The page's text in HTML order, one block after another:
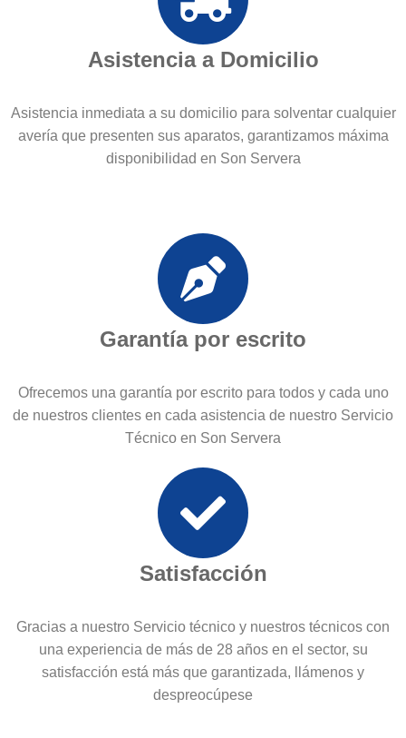
Asistencia a Domicilio
Asistencia inmediata a su domicilio para solventar cualquier
avería que presenten sus aparatos, garantizamos máxima
disponibilidad en Son Servera
Garantía por escrito
Ofrecemos una garantía por escrito para todos y cada uno
de nuestros clientes en cada asistencia de nuestro Servicio
Técnico en Son Servera
Satisfacción
Gracias a nuestro Servicio técnico y nuestros técnicos con
una experiencia de más de 28 años en el sector, su
satisfacción está más que garantizada, llámenos y
despreocúpese